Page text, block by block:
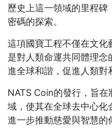
歷史上這一領域的里程
密碼的探索。
這項國寶工程不僅在文
是對人類命運共同體理念
進全球和諧，促進人類對
NATS Coin的發行，旨
域，使其在全球去中心化
進一步推動慈愛與智慧的